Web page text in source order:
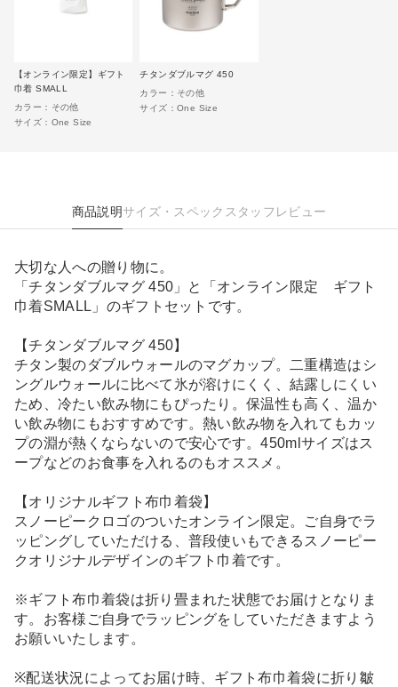
【オンライン限定】ギフト
巾着 SMALL
カラー： その他
サイズ： One Size
チタンダブルマグ 450
カラー： その他
サイズ： One Size
商品説明サイズ・スペック スタッフレビュー
大切な人への贈り物に。
「チタンダブルマグ 450」と「オンライン限定 ギフト
巾着SMALL」のギフトセットです。
【チタンダブルマグ 450】
チタン製のダブルウォールのマグカップ。二重構造はシ
ングルウォールに比べて氷が溶けにくく、結露しにくい
ため、冷たい飲み物にもぴったり。保温性も高く、温か
い飲み物にもおすすめです。熱い飲み物を入れてもカッ
プの淵が熱くならないので安心です。450mlサイズはス
ープなどのお食事を入れるのもオススメ。
【オリジナルギフト布巾着袋】
スノーピークロゴのついたオンライン限定。ご自身でラ
ッピングしていただける、普段使いもできるスノーピー
クオリジナルデザインのギフト巾着です。
※ギフト布巾着袋は折り畳まれた状態でお届けとなりま
す。お客様ご自身でラッピングをしていただきますよう
お願いいたします。
※配送状況によってお届け時、ギフト布巾着袋に折り皺